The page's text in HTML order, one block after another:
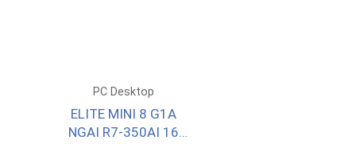
PC Desktop
ELITE MINI 8 G1A
NGAI R7-350AI 16